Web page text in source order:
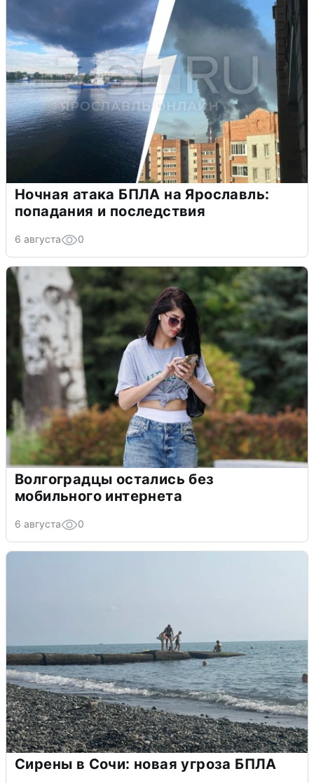
Ночная атака БПЛА на Ярославль:
попадания и последствия
6 августа 0
Волгоградцы остались без
мобильного интернета
6 августа 0
Сирены в Сочи: новая угроза БПЛА